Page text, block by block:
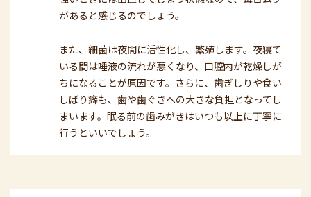
があると感じるのでしょう。
また、細菌は夜間に活性化し、繁殖します。夜寝て
いる間は唾液の流れが悪くなり、口腔内が乾燥しが
ちになることが原因です。さらに、歯ぎしりや食い
しばり癖も、歯や歯ぐきへの大きな負担となってし
まいます。眠る前の歯みがきはいつも以上に丁寧に
行うといいでしょう。